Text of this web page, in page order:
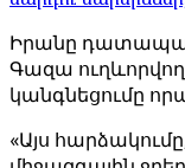
Իրանը
Գազա
կանգնեցումը
«Այս